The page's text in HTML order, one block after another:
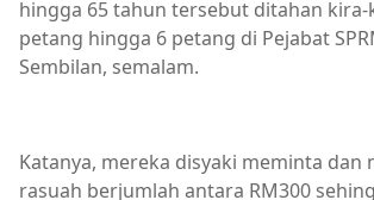
hingga 65 tahun tersebut ditahan kira-
petang hingga 6 petang di Pejabat
Sembilan, semalam.
Katanya, mereka disyaki meminta dan
rasuah berjumlah antara RM300